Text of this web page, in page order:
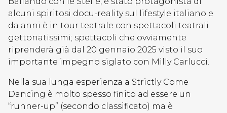
alcuni spiritosi docu-reality sul lifestyle italiano e
da anni è in tour teatrale con spettacoli teatrali
gettonatissimi; spettacoli che ovviamente
riprenderà già dal 20 gennaio 2025 visto il suo
importante impegno siglato con Milly Carlucci.
Nella sua lunga esperienza a Strictly Come
Dancing è molto spesso finito ad essere un
“runner-up” (secondo classificato) ma è